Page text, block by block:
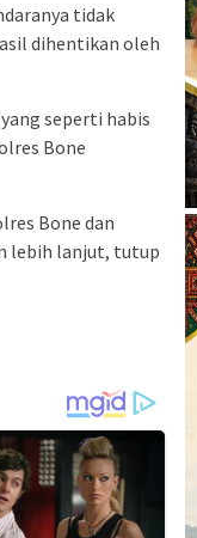
tidak
dihentikan oleh
seperti habis
Bone
Bone dan
lebih lanjut, tutup